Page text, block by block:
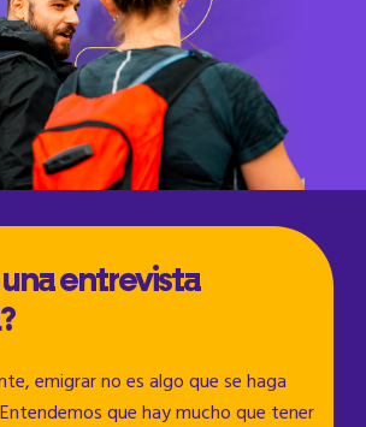
una entrevista
emigrar no es algo que se haga
que hay mucho que tener